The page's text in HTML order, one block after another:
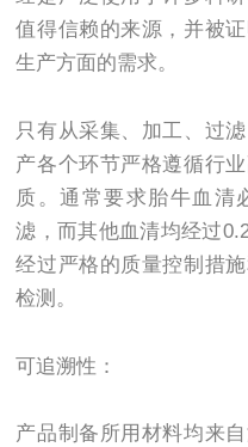
值得信赖的来源，并被
生产方面的需求。
只有从采集、加工、过
产各个环节严格遵循行
质。通常要求胎牛血清
滤，而其他血清均经过
经过严格的质量控制措
检测。
可追溯性：
产品制备所用材料均来